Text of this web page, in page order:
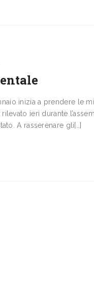
inizia a prendere le
ieri durante
A rasserenare gli[…]